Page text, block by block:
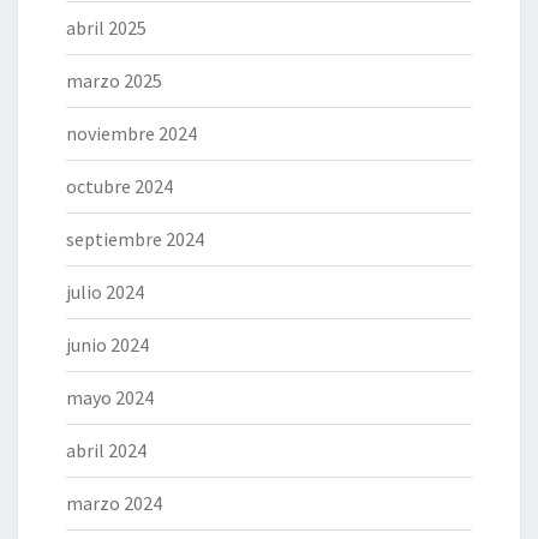
abril 2025
marzo 2025
noviembre 2024
octubre 2024
septiembre 2024
julio 2024
junio 2024
mayo 2024
abril 2024
marzo 2024